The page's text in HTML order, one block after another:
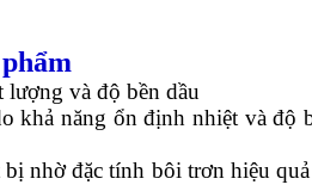
và độ bền dầu
khả năng ổn định nhiệt và độ
nhờ đặc tính bôi trơn hiệu